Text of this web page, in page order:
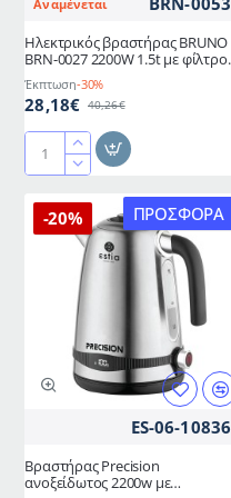
Αναμένεται
Ηλεκτρικός βραστήρας BRUNO
BRN-0027 2200W 1.5t με φίλτρο
για τσάι & λειτουργία
διατήρησης θερμοκρασίας
Έκπτωση-30%
28,18€ 40,26€
Ηλεκτρικός
BRUNO
BRN-
τσάι
θερμοκρασίας
ΠΡΟΣΦΟΡΆ
-20%
ES-06-10836
Βραστήρας Precision
ανοξείδωτος 2200w με